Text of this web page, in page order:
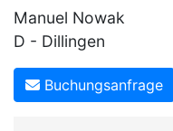
Manuel Nowak
D - Dillingen
Buchungsanfrage